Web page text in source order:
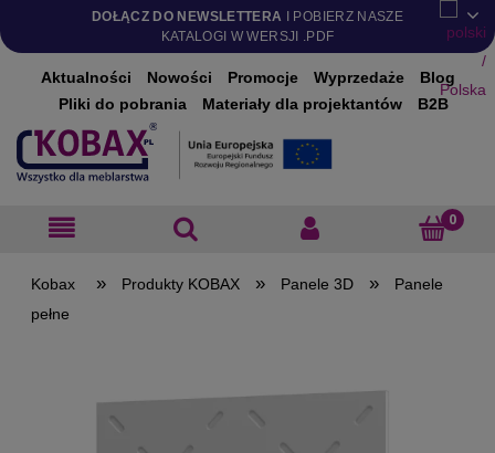
DOŁĄCZ DO NEWSLETTERA I POBIERZ NASZE
KATALOGI W WERSJI .PDF
Aktualności Nowości Promocje Wyprzedaże
Blog
Pliki do pobrania
Materiały dla projektantów B2B
» Produkty KOBAX » Panele 3D »
Panele
pełne